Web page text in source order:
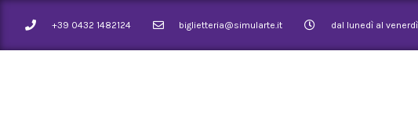
+39 0432 1482124 biglietteria@simularte.it dal lunedì al